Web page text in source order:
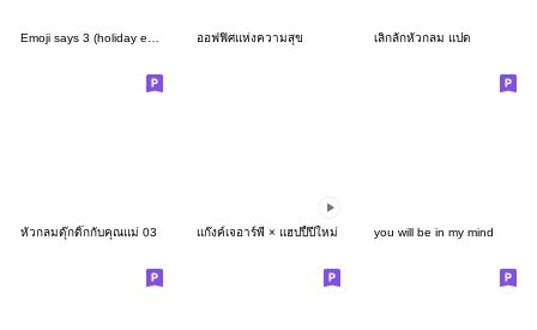
Emoji says 3 (holiday edition) ออฟฟิศแห่งความสุข เลิ่กลั่กหัวกลม แปด
หัวกลมดุ๊กดิ๊กกับคุณแม่ 03 แก๊งค์เจอาร์พี × แฮปปี้ปีใหม่ you will be in my mind